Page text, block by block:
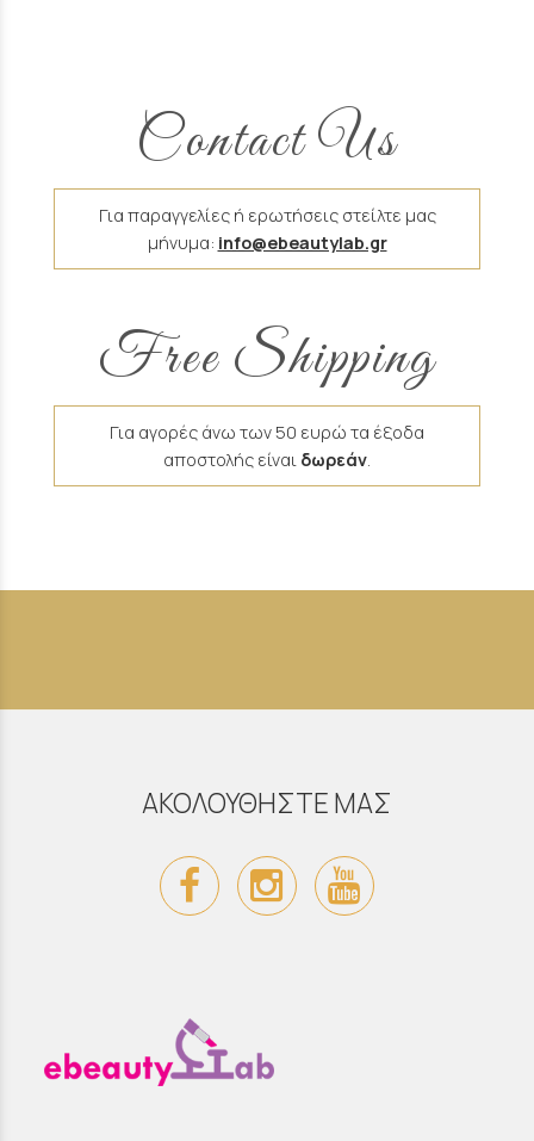
Contact Us
Για παραγγελίες ή ερωτήσεις στείλτε μας
μήνυμα: info@ebeautylab.gr
Free Shipping
Για αγορές άνω των 50 ευρώ τα έξοδα
αποστολής είναι δωρεάν.
ΑΚΟΛΟΥΘΗΣΤΕ ΜΑΣ